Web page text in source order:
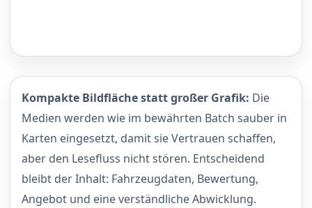
Kompakte Bildfläche statt großer Grafik: Die
Medien werden wie im bewährten Batch sauber in
Karten eingesetzt, damit sie Vertrauen schaffen,
aber den Lesefluss nicht stören. Entscheidend
bleibt der Inhalt: Fahrzeugdaten, Bewertung,
Angebot und eine verständliche Abwicklung.